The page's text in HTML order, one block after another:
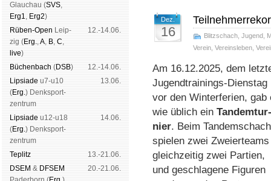
Glau­chau (SVS,
Erg1, Erg2)
Rüben-Open Leip­
zig (Erg.,A, B, C,
live)
12.-14.06.
Büchen­bach (DSB)
12.-14.06.
Lipsiade u7-u10
(Erg.) Denk­sport­
zen­trum
13.06.
Lipsiade u12-u18
(Erg.) Denk­sport­
zen­trum
14.06.
Tep­litz
13.-21.06.
DSEM & DFSEM
20.-21.06.
Dez.
16 Blitzschach Jugend
Verein Vereinsleben
Am 16.12.2025, dem
Ju­gend­trai­nings-Diens­tag
vor den Win­ter­fe­ri­en, gab
wie üb­lich ein Tan­dem­tur­
nier. Beim Tan­dem­schach
spie­len zwei Zwei­er­teams
gleich­zei­tig zwei Par­tien,
und ge­schla­ge­ne Fi­gu­ren